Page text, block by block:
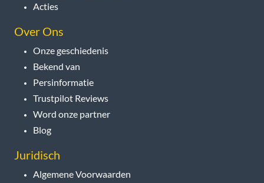
Acties
Over Ons
Onze geschiedenis
Bekend van
Persinformatie
Trustpilot Reviews
Word onze partner
Blog
Juridisch
Algemene Voorwaarden